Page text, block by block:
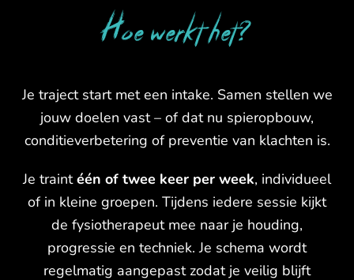
Hoe werkt het?
Je traject start met een intake. Samen stellen we
jouw doelen vast – of dat nu spieropbouw,
conditieverbetering of preventie van klachten is.
Je traintéén of twee keer per week, individueel
of in kleine groepen. Tijdens iedere sessie kijkt
de fysiotherapeut mee naar je houding,
progressie en techniek. Je schema wordt
regelmatig aangepast zodat je veilig blijft